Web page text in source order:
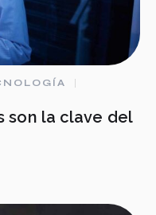
son la clave del